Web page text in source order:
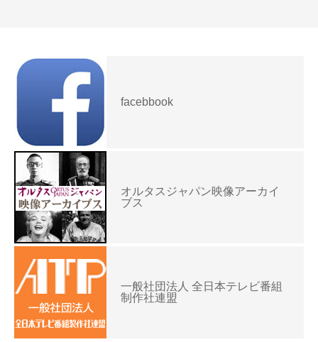
facebbook
オルタスジャパン映像アーカイ
ブス
一般社団法人 全日本テレビ番組
制作社連盟